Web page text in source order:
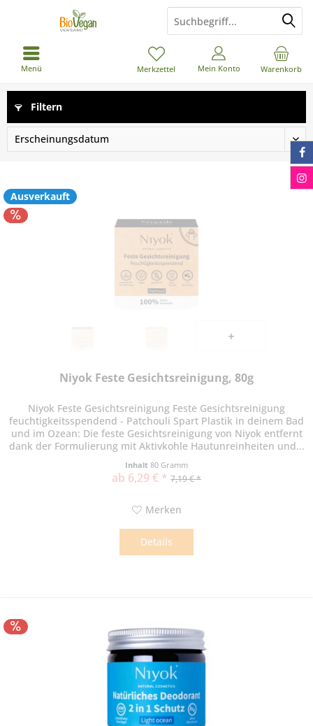
Warenkorb
Merkzettel Mein Konto
Menü
Filtern
Ausverkauft
Niyok Feste Gesichtsreinigung, 80g
Niyok Feste Gesichtsreinigung Feste Gesichtsreinigung
feuchtigkeitsspendend - Patchouli Spart Plastik in deinem Bad
und im Ozean: Die feste Gesichtsreinigung von Niyok entfernt
dank der Formulierung mit Aktivkohle Hautunreinheiten und...
Inhalt80 Gramm
ab 6,29 € * 7,19 € *
Merken
Details